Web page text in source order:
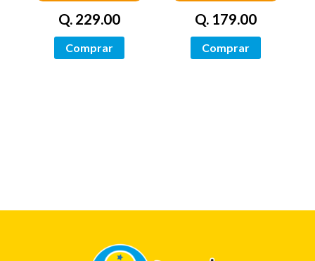
Q. 229.00
Comprar
Q. 179.00
Comprar